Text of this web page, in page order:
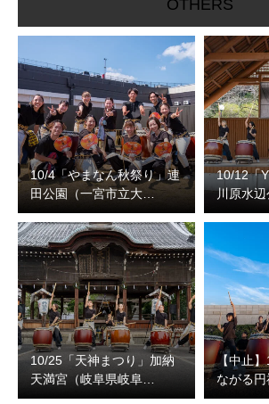
OTHERS
10/4「やまなん秋祭り」連
田公園（一宮市立大…
10/12「
川原水
10/25「天神まつり」加納
天満宮（岐阜県岐阜…
【中止
ながる